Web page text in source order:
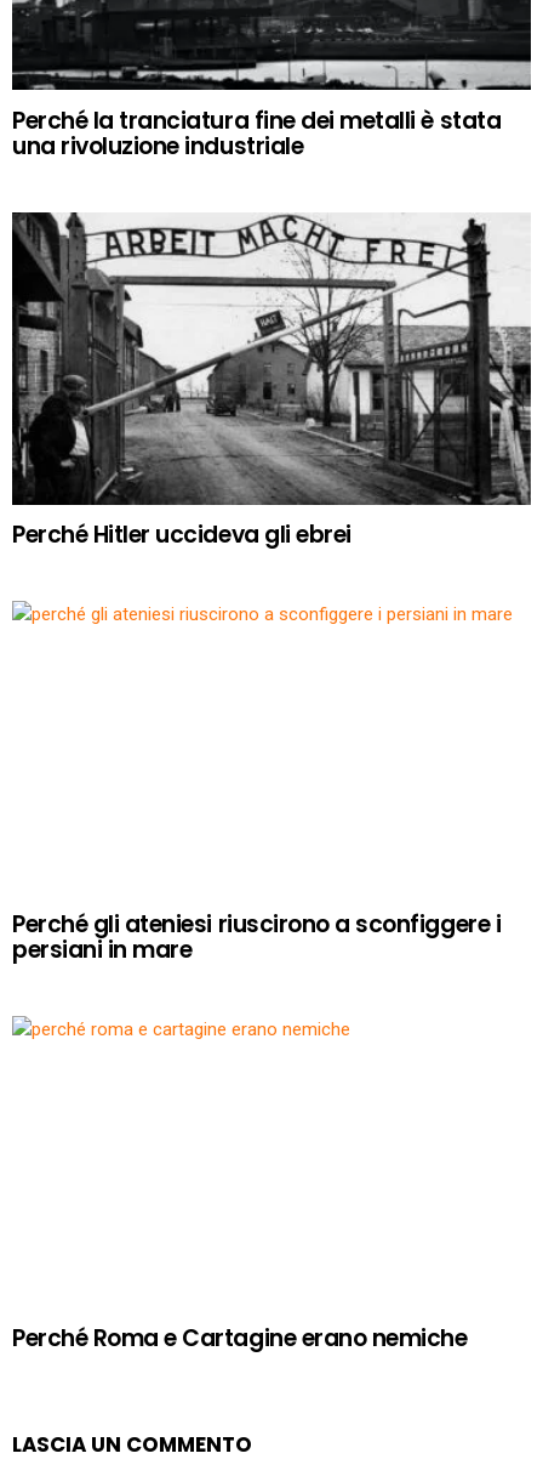
Perché la tranciatura fine dei metalli è stata
una rivoluzione industriale
Perché Hitler uccideva gli ebrei
Perché gli ateniesi riuscirono a sconfiggere i
persiani in mare
Perché Roma e Cartagine erano nemiche
LASCIA UN COMMENTO